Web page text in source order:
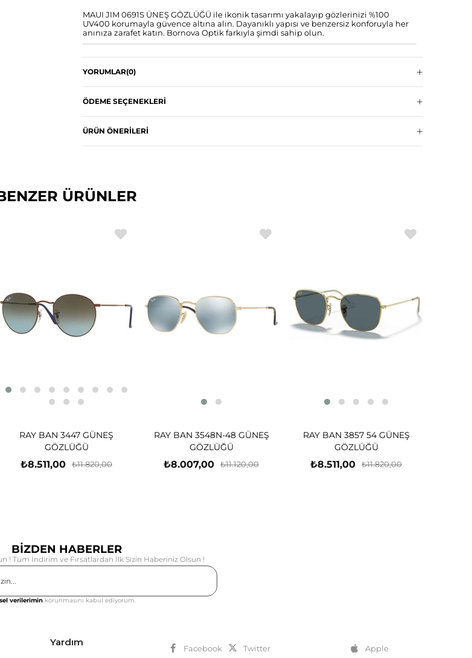
MAUI JIM 0691S ÜNEŞ GÖZLÜĞÜ ile ikonik tasarımı yakalayıp gözlerinizi %100
UV400 korumayla güvence altına alın. Dayanıklı yapısı ve benzersiz konforuyla her
anınıza zarafet katın. Bornova Optik farkıyla şimdi sahip olun.
YORUMLAR(0)
ÖDEME SEÇENEKLERI
ÜRÜN ÖNERILERI
ÜRÜNLER
RAY BAN 3447 GÜNEŞ
GÖZLÜĞÜ
₺8.511,00 ₺11.820,00
RAY BAN 3548N-48 GÜNEŞ
GÖZLÜĞÜ
₺8.007,00 ₺11.120,00
RAY BAN 3857 54 GÜNEŞ
GÖZLÜĞÜ
₺8.511,00 ₺11.820,00
BİZDEN HABERLER
! Tüm İndirim ve Fırsatlardan İlk Sizin Haberiniz Olsun !
verilerimin korunmasını kabul ediyorum.
Yardım
Facebook Twitter Apple